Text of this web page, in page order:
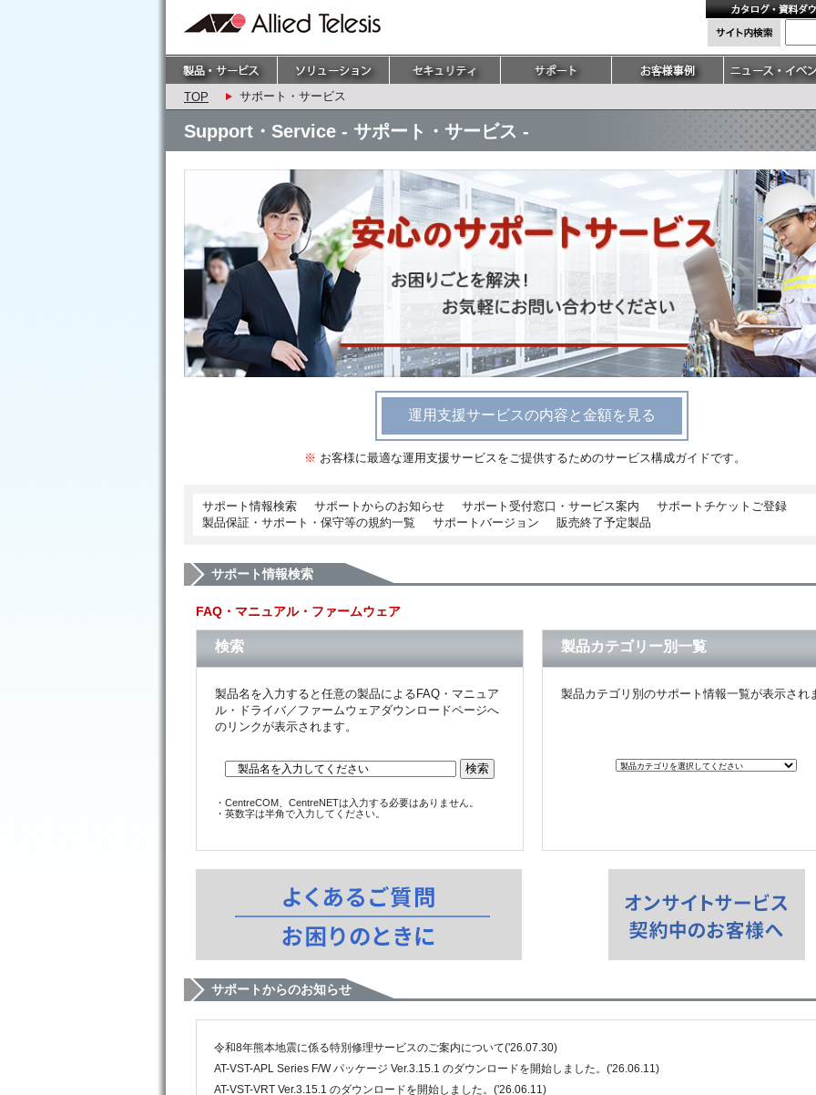
TOP サポート・サービス
Support・Service - サポート・サービス -
運用支援サービスの内容と金額を見る
※ お客様に最適な運用支援サービスをご提供するためのサービス構成ガイドです。
サポート情報検索 サポートからのお知らせ サポート受付窓口・サービス案内
サポートチケットご登録
製品保証・サポート・保守等の規約一覧
サポートバージョン 販売終了予定製品
サポート情報検索
FAQ・マニュアル・ファームウェア
検索
製品名を入力すると任意の製品によるFAQ・マニュア
ル・ドライバ／ファームウェアダウンロードページへ
のリンクが表示されます。
・CentreCOM、CentreNETは入力する必要はありません。
・英数字は半角で入力してください。
製品カテゴリー別一覧
製品カテゴリ別のサポート情報一覧が表示され
サポートからのお知らせ
令和8年熊本地震に係る特別修理サービスのご案内について('26.07.30)
AT-VST-APL Series F/W パッケージ Ver.3.15.1 のダウンロードを開始しました。('26.06.11)
AT-VST-VRT Ver.3.15.1 のダウンロードを開始しました。('26.06.11)